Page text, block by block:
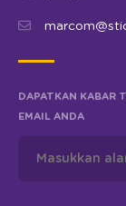
DAPATKAN KABAR
EMAIL ANDA